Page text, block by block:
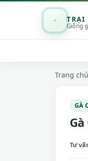
TRẠI
Giống
Trang chủ
GÀ
Tư